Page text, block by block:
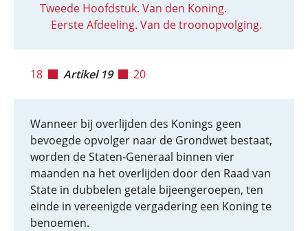
Tweede Hoofdstuk. Van den Koning.
Eerste Afdeeling. Van de troonopvolging.
18 Artikel 19 20
Wanneer bij overlijden des Konings geen
bevoegde opvolger naar de Grondwet bestaat,
worden de Staten-Generaal binnen vier
maanden na het overlijden door den Raad van
State in dubbelen getale bijeengeroepen, ten
einde in vereenigde vergadering een Koning te
benoemen.